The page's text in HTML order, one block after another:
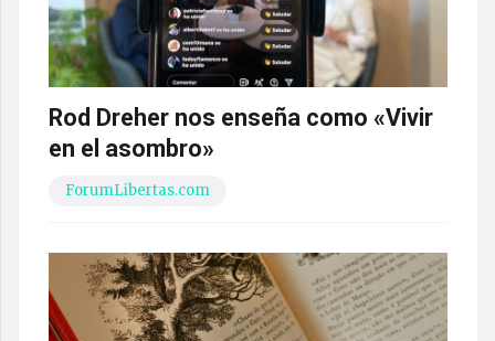
Rod Dreher nos enseña como «Vivir
en el asombro»
ForumLibertas.com